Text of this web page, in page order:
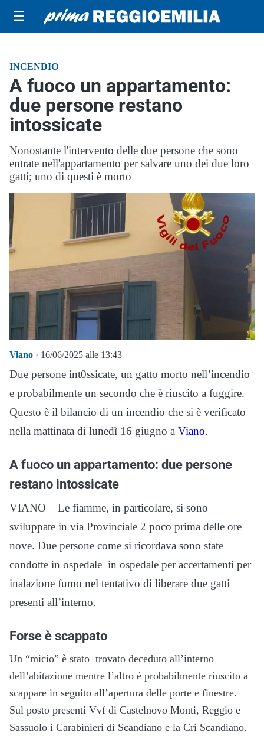
☰
INCENDIO
A fuoco un appartamento:
due persone restano
intossicate
Nonostante l'intervento delle due persone che sono
entrate nell'appartamento per salvare uno dei due loro
gatti; uno di questi è morto
Viano · 16/06/2025 alle 13:43
Due persone int0ssicate, un gatto morto nell’incendio
e probabilmente un secondo che è riuscito a fuggire.
Questo è il bilancio di un incendio che si è verificato
nella mattinata di lunedì 16 giugno a Viano.
A fuoco un appartamento: due persone
restano intossicate
VIANO – Le fiamme, in particolare, si sono
sviluppate in via Provinciale 2 poco prima delle ore
nove. Due persone come si ricordava sono state
condotte in ospedale in ospedale per accertamenti per
inalazione fumo nel tentativo di liberare due gatti
presenti all’interno.
Forse è scappato
Un “micio” è stato trovato deceduto all’interno
dell’abitazione mentre l’altro é probabilmente riuscito a
scappare in seguito all’apertura delle porte e finestre.
Sul posto presenti Vvf di Castelnovo Monti, Reggio e
Sassuolo i Carabinieri di Scandiano e la Cri Scandiano.